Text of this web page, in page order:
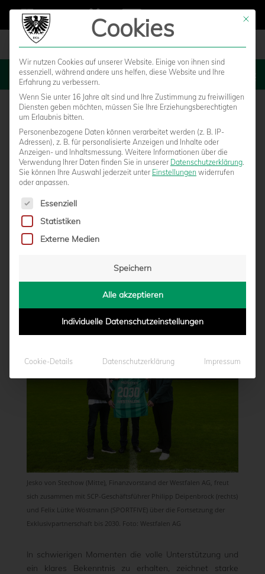
MENU
WESTFALEN UND SC PREUSSEN MÜNSTER V
IS 2030
vonMoritz Schwegmann|21.05.2026 - 12:00
Jesko von Stechow (Mitte), Finanzvorstand der Westfalen AG, freut
sich zusammen mit SCP-Geschäftsführer Philipp Deipenbrock (rechts)
und Felix Lütke Wöstmann (SPORTFIVE) über die Fortsetzung der
Exklusivpartnerschaft bis 2030. Foto: Westfalen AG
In schwierigen Momenten die volle Unterstützung und
ein klares Bekenntnis zu erhalten, zeichnet starke
Mit
Cookies
Wir nutzen Cookies auf unserer Website. Einige von ihnen sind
essenziell, während andere uns helfen, diese Website und Ihre
Erfahrung zu verbessern.
Wenn Sie unter 16 Jahre alt sind und Ihre Zustimmung zu freiwilligen
Diensten geben möchten, müssen Sie Ihre Erziehungsberechtigten
um Erlaubnis bitten.
Personenbezogene Daten können verarbeitet werden (z. B. IP-
Adressen), z. B. für personalisierte Anzeigen und Inhalte oder
Anzeigen- und Inhaltsmessung. Weitere Informationen über die
Verwendung Ihrer Daten finden Sie in unserer Datenschutzerklärung.
Sie können Ihre Auswahl jederzeit unter Einstellungen widerrufen
oder anpassen.
Es folgt eine Liste der Service-Gruppen, für die eine
Essenziell
Statistiken
Externe Medien
Speichern
Alle akzeptieren
Individuelle Datenschutzeinstellungen
Cookie-Details Datenschutzerklärung Impressum